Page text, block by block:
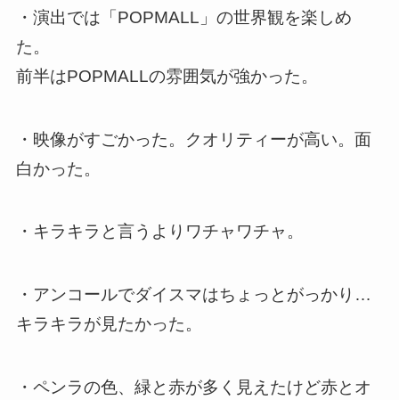
・演出では「POPMALL」の世界観を楽しめ
た。
前半はPOPMALLの雰囲気が強かった。
・映像がすごかった。クオリティーが高い。面
白かった。
・キラキラと言うよりワチャワチャ。
・アンコールでダイスマはちょっとがっかり…
キラキラが見たかった。
・ペンラの色、緑と赤が多く見えたけど赤とオ